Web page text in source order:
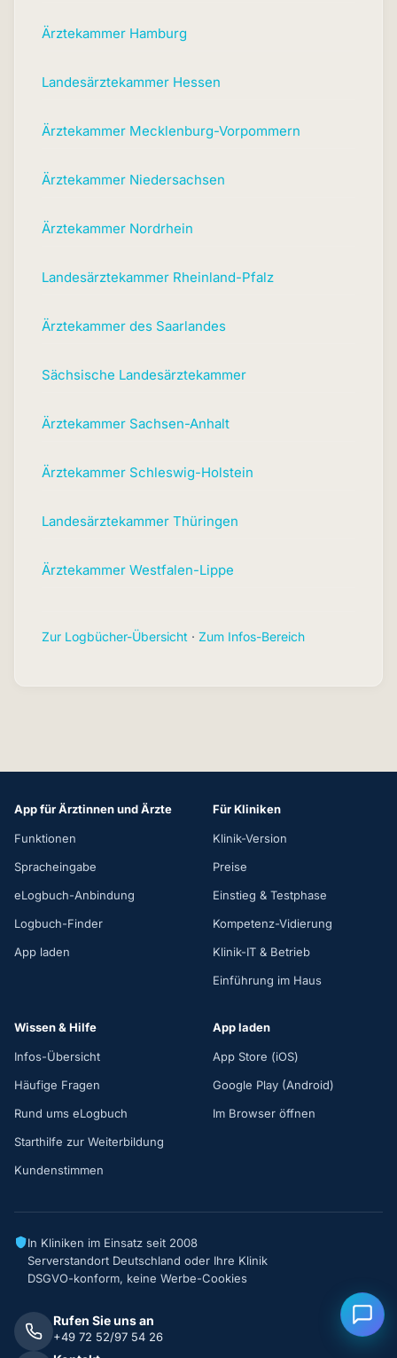
Ärztekammer Hamburg
Landesärztekammer Hessen
Ärztekammer Mecklenburg-Vorpommern
Ärztekammer Niedersachsen
Ärztekammer Nordrhein
Landesärztekammer Rheinland-Pfalz
Ärztekammer des Saarlandes
Sächsische Landesärztekammer
Ärztekammer Sachsen-Anhalt
Ärztekammer Schleswig-Holstein
Landesärztekammer Thüringen
Ärztekammer Westfalen-Lippe
Zur Logbücher-Übersicht · Zum Infos-Bereich
App für Ärztinnen und Ärzte
Funktionen
Spracheingabe
eLogbuch-Anbindung
Logbuch-Finder
App laden
Für Kliniken
Klinik-Version
Preise
Einstieg & Testphase
Kompetenz-Vidierung
Klinik-IT & Betrieb
Einführung im Haus
Wissen & Hilfe
Infos-Übersicht
Häufige Fragen
Rund ums eLogbuch
Starthilfe zur Weiterbildung
Kundenstimmen
App laden
App Store (iOS)
Google Play (Android)
Im Browser öffnen
In Kliniken im Einsatz seit 2008
Serverstandort Deutschland oder Ihre Klinik
DSGVO-konform, keine Werbe-Cookies
Rufen Sie uns an
+49 72 52/97 54 26